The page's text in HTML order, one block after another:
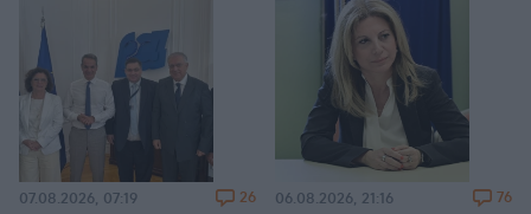
07.08.2026, 07:19 26 06.08.2026, 21:16 76